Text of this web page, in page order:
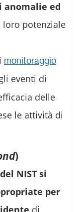
ed
loro potenziale
monitoraggio
eventi di
delle
le attività di
)
NIST si
per
di